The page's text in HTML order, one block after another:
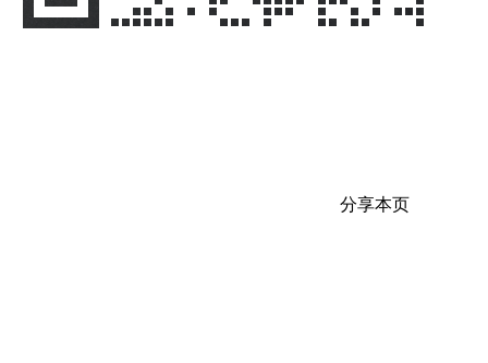
分享本页